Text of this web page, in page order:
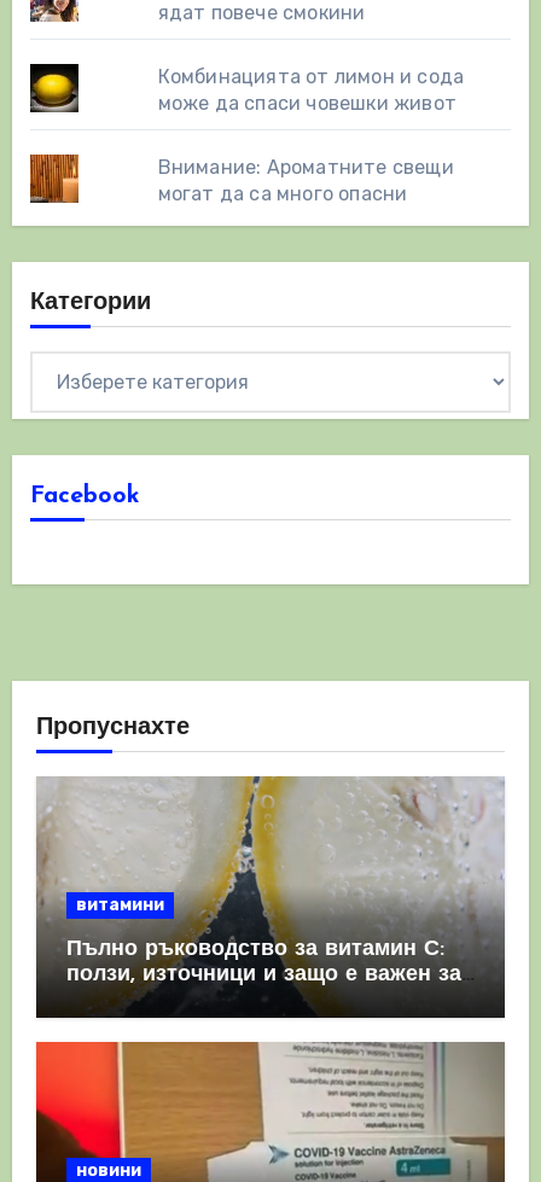
ядат повече смокини
Комбинацията от лимон и сода
може да спаси човешки живот
Внимание: Ароматните свещи
могат да са много опасни
Категории
Facebook
Пропуснахте
витамини
Пълно ръководство за витамин С:
ползи, източници и защо е важен за
имунната система
новини